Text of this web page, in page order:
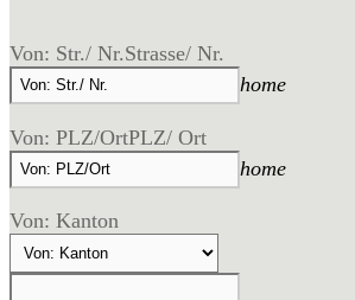
Von: Str./ Nr.Strasse/ Nr.
home
Von: PLZ/OrtPLZ/ Ort
home
Von: Kanton